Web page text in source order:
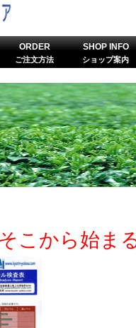
こから始ま
ORDER
ご注文方法
SHOP INFO
ショップ案内